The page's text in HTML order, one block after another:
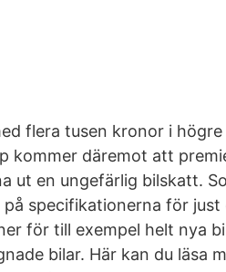
flera tusen kronor i
kommer däremot att
ut en ungefärlig bilskatt.
specifikationerna för
för till exempel helt nya
bilar. Här kan du läsa